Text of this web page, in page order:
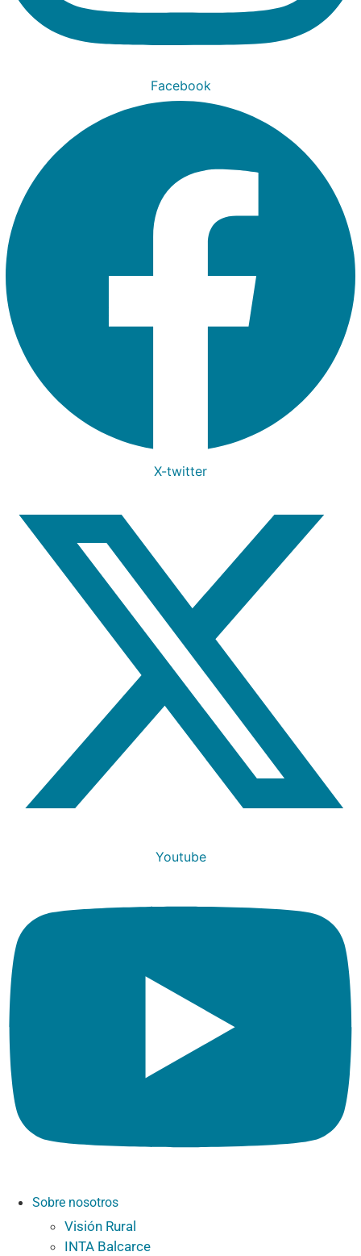
Facebook
X-twitter
Youtube
Sobre nosotros
Visión Rural
INTA Balcarce